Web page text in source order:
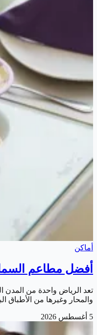
أماكن
أفضل مطاعم
تعد الرياض واحدة من المدن
والمحار وغيرها من الأطباق
5 أغسطس 2026